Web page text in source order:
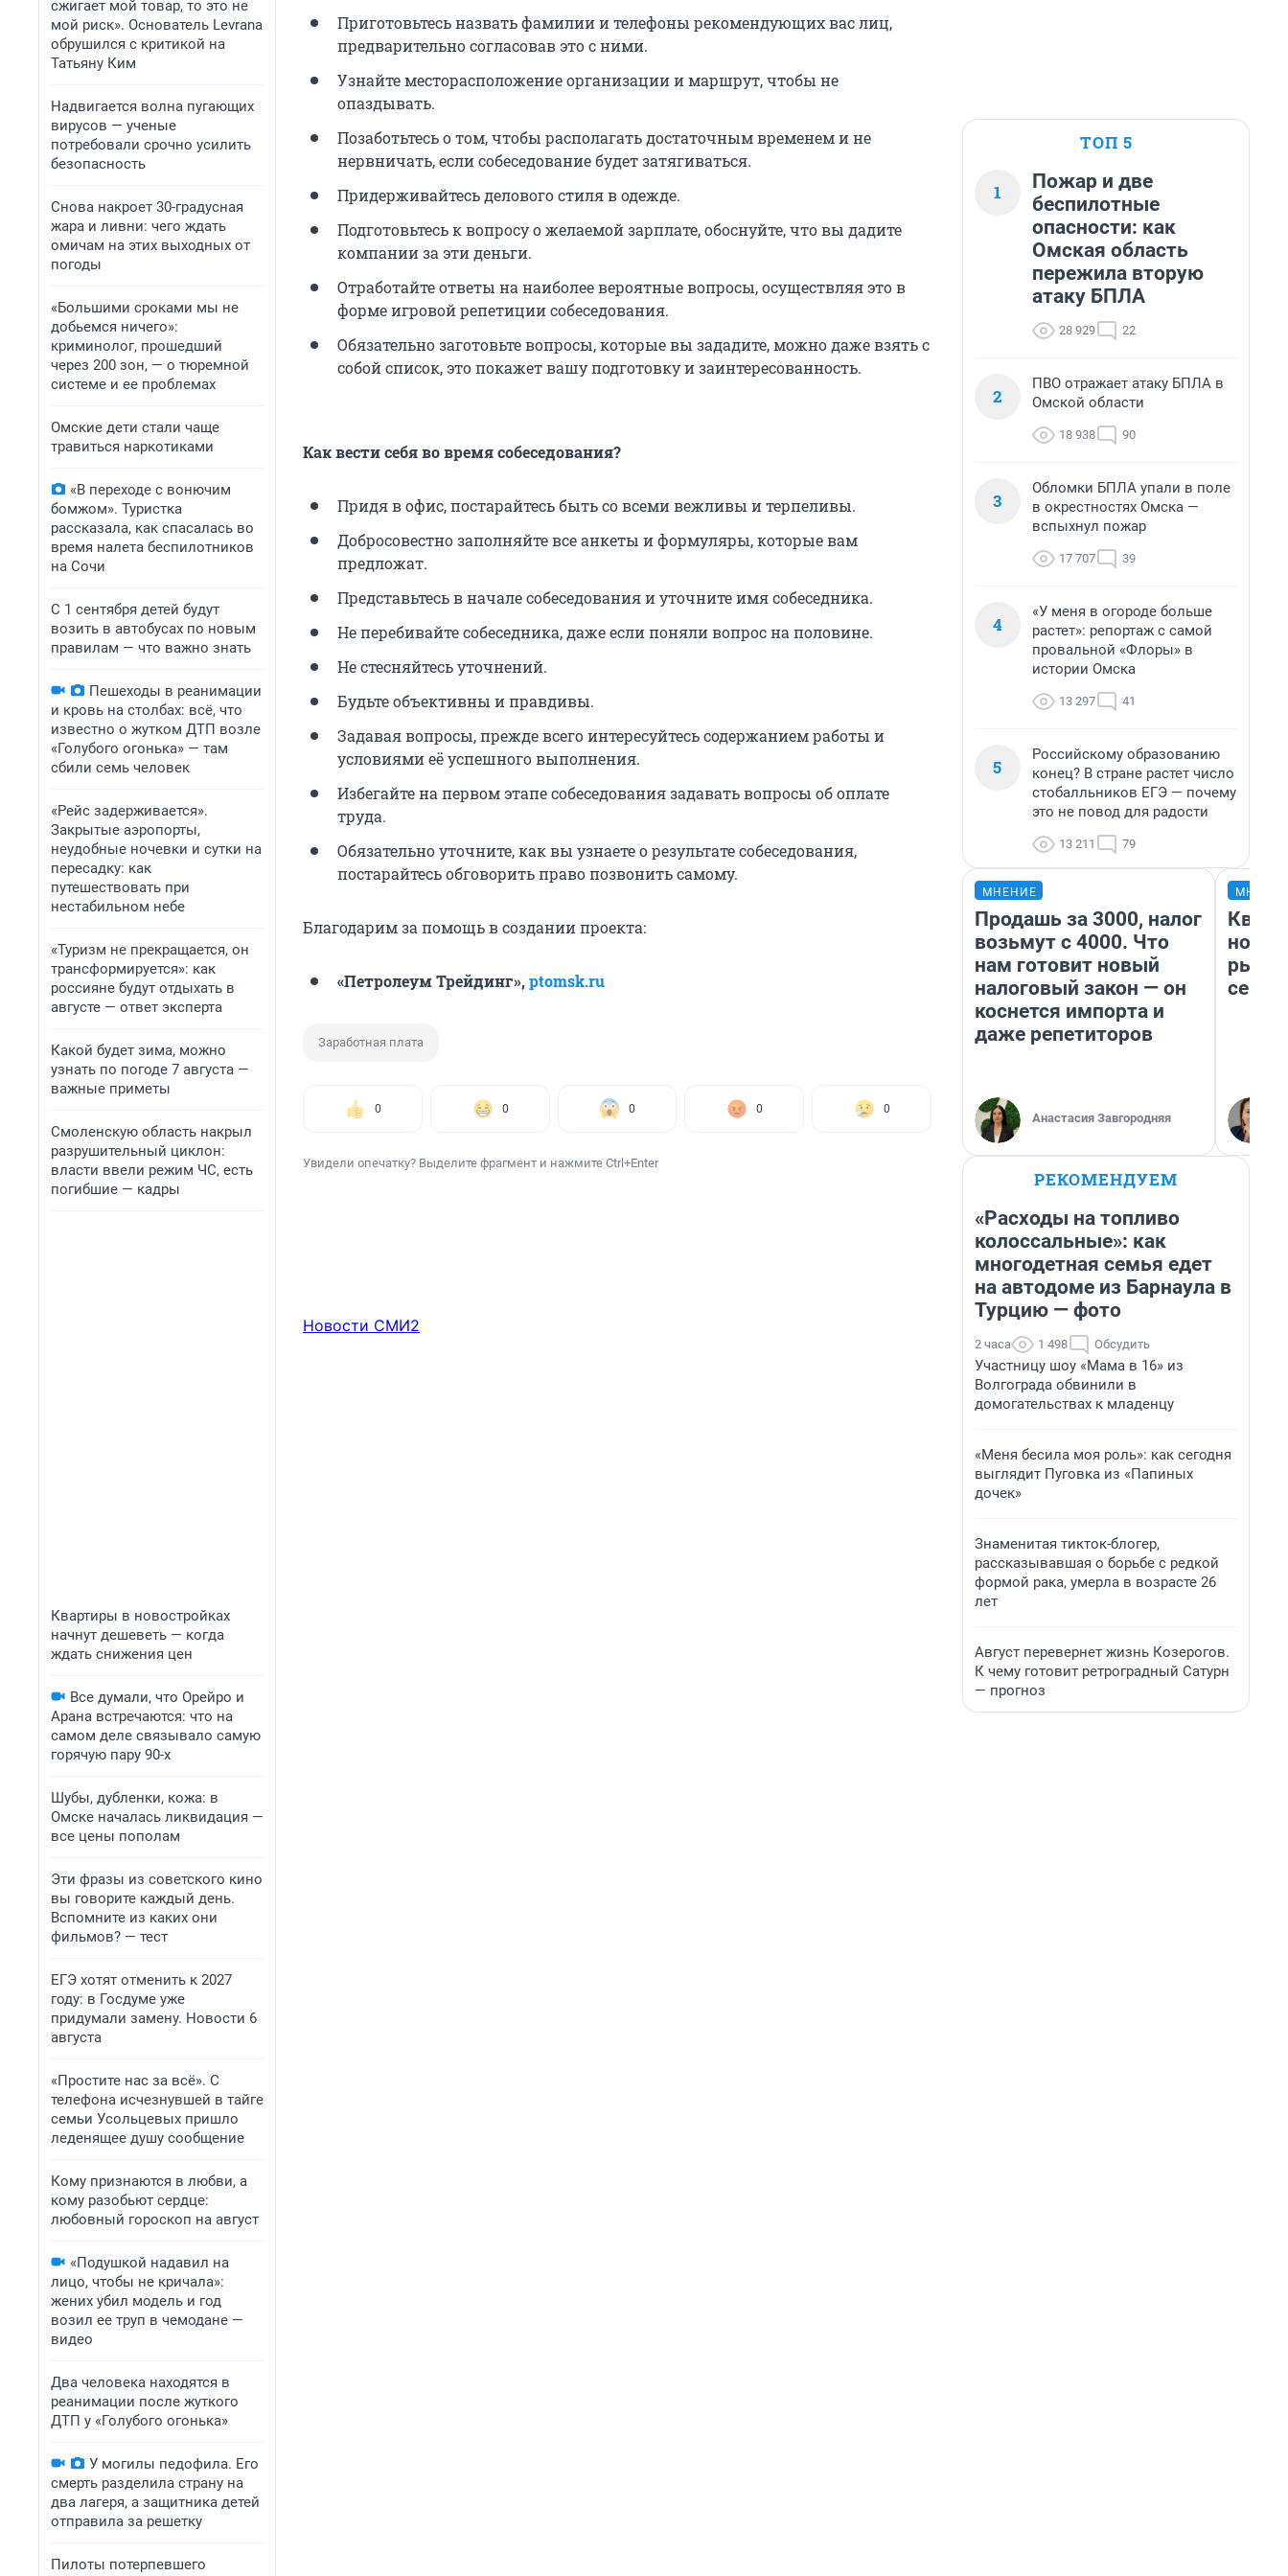
сжигает мой товар, то это не
мой риск». Основатель Levrana
обрушился с критикой на
Татьяну Ким
Надвигается волна пугающих
вирусов — ученые
потребовали срочно усилить
безопасность
Снова накроет 30-градусная
жара и ливни: чего ждать
омичам на этих выходных от
погоды
«Большими сроками мы не
добьемся ничего»:
криминолог, прошедший
через 200 зон, — о тюремной
системе и ее проблемах
Омские дети стали чаще
травиться наркотиками
«В переходе с вонючим
бомжом». Туристка
рассказала, как спасалась во
время налета беспилотников
на Сочи
С 1 сентября детей будут
возить в автобусах по новым
правилам — что важно знать
Пешеходы в реанимации
и кровь на столбах: всё, что
известно о жутком ДТП возле
«Голубого огонька» — там
сбили семь человек
«Рейс задерживается».
Закрытые аэропорты,
неудобные ночевки и сутки на
пересадку: как
путешествовать при
нестабильном небе
«Туризм не прекращается, он
трансформируется»: как
россияне будут отдыхать в
августе — ответ эксперта
Какой будет зима, можно
узнать по погоде 7 августа —
важные приметы
Смоленскую область накрыл
разрушительный циклон:
власти ввели режим ЧС, есть
погибшие — кадры
Квартиры в новостройках
начнут дешеветь — когда
ждать снижения цен
Все думали, что Орейро и
Арана встречаются: что на
самом деле связывало самую
горячую пару 90-х
Шубы, дубленки, кожа: в
Омске началась ликвидация —
все цены пополам
Эти фразы из советского кино
вы говорите каждый день.
Вспомните из каких они
фильмов? — тест
ЕГЭ хотят отменить к 2027
году: в Госдуме уже
придумали замену. Новости 6
августа
«Простите нас за всё». С
телефона исчезнувшей в тайге
семьи Усольцевых пришло
леденящее душу сообщение
Кому признаются в любви, а
кому разобьют сердце:
любовный гороскоп на август
«Подушкой надавил на
лицо, чтобы не кричала»:
жених убил модель и год
возил ее труп в чемодане —
видео
Два человека находятся в
реанимации после жуткого
ДТП у «Голубого огонька»
У могилы педофила. Его
смерть разделила страну на
два лагеря, а защитника детей
отправила за решетку
Пилоты потерпевшего
Приготовьтесь назвать фамилии и телефоны рекомендующих вас лиц,
предварительно согласовав это с ними.
Узнайте месторасположение организации и маршрут, чтобы не
опаздывать.
Позаботьтесь о том, чтобы располагать достаточным временем и не
нервничать, если собеседование будет затягиваться.
Придерживайтесь делового стиля в одежде.
Подготовьтесь к вопросу о желаемой зарплате, обоснуйте, что вы дадите
компании за эти деньги.
Отработайте ответы на наиболее вероятные вопросы, осуществляя это в
форме игровой репетиции собеседования.
Обязательно заготовьте вопросы, которые вы зададите, можно даже взять с
собой список, это покажет вашу подготовку и заинтересованность.
Как вести себя во время собеседования?
Придя в офис, постарайтесь быть со всеми вежливы и терпеливы.
Добросовестно заполняйте все анкеты и формуляры, которые вам
предложат.
Представьтесь в начале собеседования и уточните имя собеседника.
Не перебивайте собеседника, даже если поняли вопрос на половине.
Не стесняйтесь уточнений.
Будьте объективны и правдивы.
Задавая вопросы, прежде всего интересуйтесь содержанием работы и
условиями её успешного выполнения.
Избегайте на первом этапе собеседования задавать вопросы об оплате
труда.
Обязательно уточните, как вы узнаете о результате собеседования,
постарайтесь обговорить право позвонить самому.
Благодарим за помощь в создании проекта:
«Петролеум Трейдинг»,ptomsk.ru
Заработная плата
0 0 0 0 0
Увидели опечатку? Выделите фрагмент и нажмите Ctrl+Enter
Новости СМИ2
ТОП 5
1
Пожар и две
беспилотные
опасности: как
Омская область
пережила вторую
атаку БПЛА
28 929 22
2
ПВО отражает атаку БПЛА в
Омской области
18 938 90
3
Обломки БПЛА упали в поле
в окрестностях Омска —
вспыхнул пожар
17 707 39
4
«У меня в огороде больше
растет»: репортаж с самой
провальной «Флоры» в
истории Омска
13 297 41
5
Российскому образованию
конец? В стране растет число
стобалльников ЕГЭ — почему
это не повод для радости
13 211 79
МНЕНИЕ
Продашь за 3000, налог
возьмут с 4000. Что
нам готовит новый
налоговый закон — он
коснется импорта и
даже репетиторов
Анастасия Завгородняя
но
РЕКОМЕНДУЕМ
«Расходы на топливо
колоссальные»: как
многодетная семья едет
на автодоме из Барнаула в
Турцию — фото
2 часа 1 498 Обсудить
Участницу шоу «Мама в 16» из
Волгограда обвинили в
домогательствах к младенцу
«Меня бесила моя роль»: как сегодня
выглядит Пуговка из «Папиных
дочек»
Знаменитая тикток-блогер,
рассказывавшая о борьбе с редкой
формой рака, умерла в возрасте 26
лет
Август перевернет жизнь Козерогов.
К чему готовит ретроградный Сатурн
— прогноз